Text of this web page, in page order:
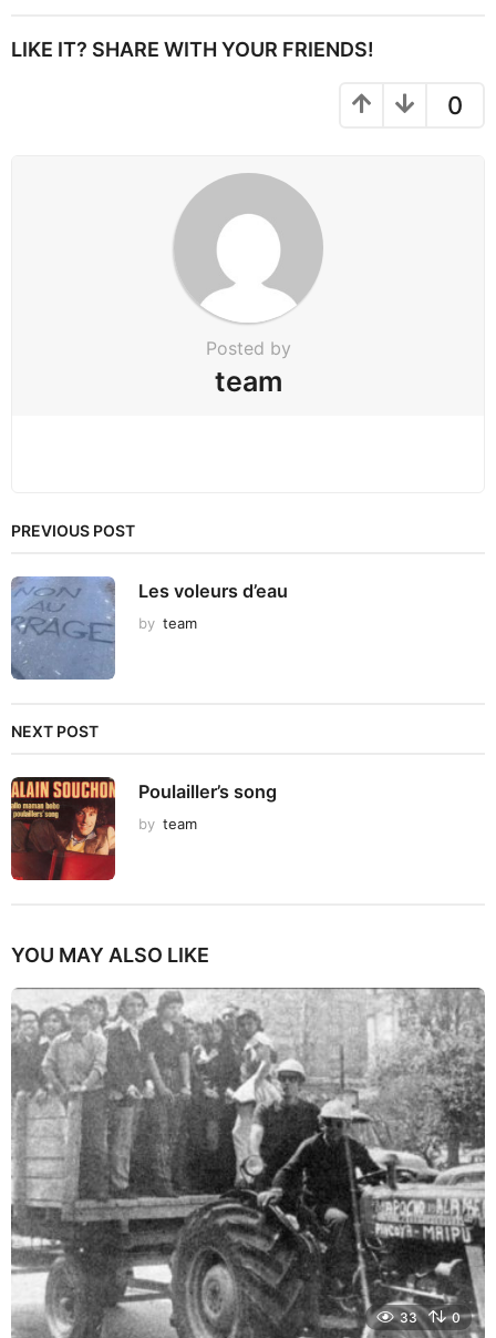
P
LIKE IT? SHARE WITH YOUR FRIENDS!
0
Posted by
team
PREVIOUS POST
Les voleurs d’eau
by team
NEXT POST
Poulailler’s song
by team
YOU MAY ALSO LIKE
33 0